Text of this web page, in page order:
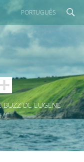
PORTUGUÊS
BUZZ DE EUGENE